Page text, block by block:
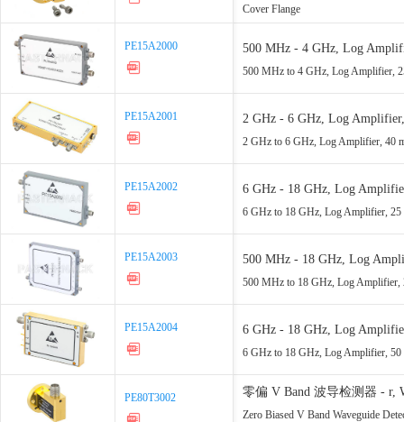
Cover Flange
PE15A2000 500 MHz - 4 GHz, Log
500 MHz to 4 GHz, Log Amplifier,
PE15A2001 2 GHz - 6 GHz, Log
2 GHz to 6 GHz, Log Amplifier, 40
PE15A2002 6 GHz - 18 GHz, Log
6 GHz to 18 GHz, Log Amplifier,
PE15A2003 500 MHz - 18 GHz, Log
500 MHz to 18 GHz, Log
PE15A2004 6 GHz - 18 GHz, Log
6 GHz to 18 GHz, Log Amplifier,
PE80T3002
零偏 V Band 波导检测器 - r,
圆盖法兰
Zero Biased V Band Waveguide
PE15A2000
PE15A2001
PE15A2002
PE15A2003
PE15A2004
PE80T3002